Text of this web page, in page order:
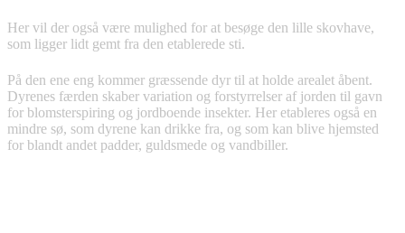
Her vil der også være mulighed for at besøge den lille skovhave,
som ligger lidt gemt fra den etablerede sti.
På den ene eng kommer græssende dyr til at holde arealet åbent.
Dyrenes færden skaber variation og forstyrrelser af jorden til gavn
for blomsterspiring og jordboende insekter. Her etableres også en
mindre sø, som dyrene kan drikke fra, og som kan blive hjemsted
for blandt andet padder, guldsmede og vandbiller.